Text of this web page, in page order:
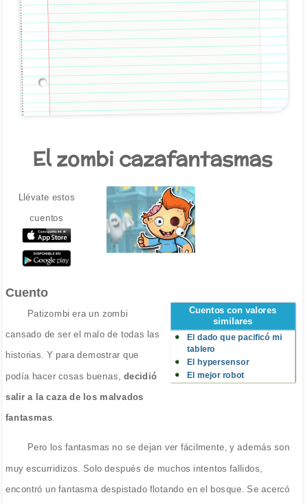
El zombi cazafantasmas
Llévate estos
cuentos
Cuento
Cuentos con valores
similares
El dado que pacificó mi
tablero
El hypersensor
El mejor robot
Patizombi era un zombi
cansado de ser el malo de todas las
historias. Y para demostrar que
podía hacer cosas buenas, decidió
salir a la caza de los malvados
fantasmas
Pero los fantasmas no se dejan ver fácilmente, y además son
muy escurridizos. Solo después de muchos intentos fallidos,
encontró un fantasma despistado flotando en el bosque. Se acercó